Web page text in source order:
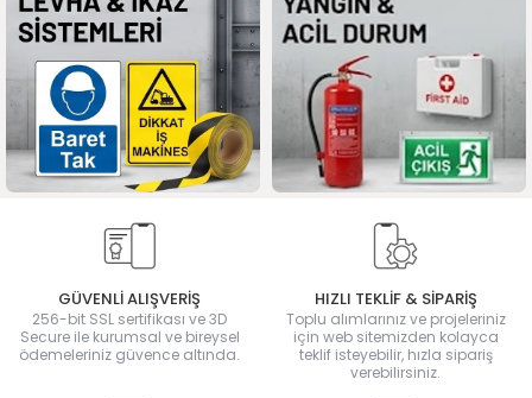
GÜVENLİ ALIŞVERİŞ
256-bit SSL sertifikası ve 3D
Secure ile kurumsal ve bireysel
ödemeleriniz güvence altında.
HIZLI TEKLİF & SİPARİŞ
Toplu alımlarınız ve projeleriniz
için web sitemizden kolayca
teklif isteyebilir, hızla sipariş
verebilirsiniz.